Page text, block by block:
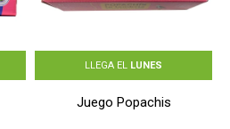
LLEGA EL LUNES
Juego Popachis